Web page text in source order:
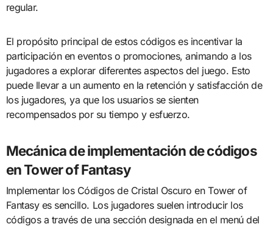
regular.
El propósito principal de estos códigos es incentivar la
participación en eventos o promociones, animando a los
jugadores a explorar diferentes aspectos del juego. Esto
puede llevar a un aumento en la retención y satisfacción de
los jugadores, ya que los usuarios se sienten
recompensados por su tiempo y esfuerzo.
Mecánica de implementación de códigos
en Tower of Fantasy
Implementar los Códigos de Cristal Oscuro en Tower of
Fantasy es sencillo. Los jugadores suelen introducir los
códigos a través de una sección designada en el menú del